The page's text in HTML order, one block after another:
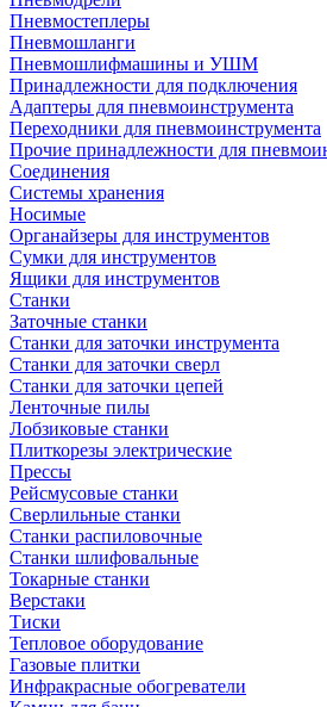
Пневмостеплеры
Пневмошланги
Пневмошлифмашины и УШМ
Принадлежности для подключения
Адаптеры для пневмоинструмента
Переходники для пневмоинструмента
Прочие принадлежности для
Соединения
Системы хранения
Носимые
Органайзеры для инструментов
Сумки для инструментов
Ящики для инструментов
Станки
Заточные станки
Станки для заточки инструмента
Станки для заточки сверл
Станки для заточки цепей
Ленточные пилы
Лобзиковые станки
Плиткорезы электрические
Прессы
Рейсмусовые станки
Сверлильные станки
Станки распиловочные
Станки шлифовальные
Токарные станки
Верстаки
Тиски
Тепловое оборудование
Газовые плитки
Инфракрасные обогреватели